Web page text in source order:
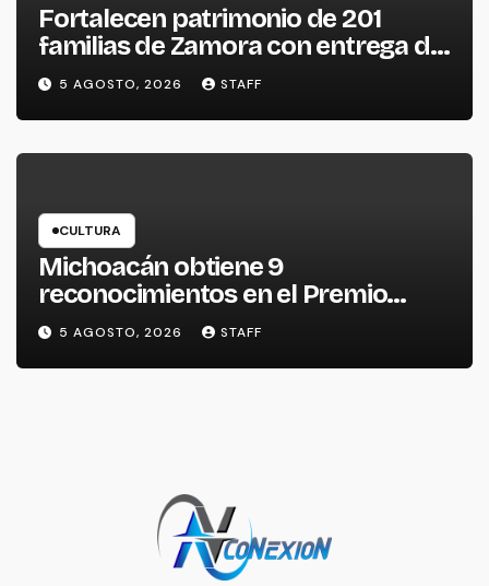
Fortalecen patrimonio de 201
familias de Zamora con entrega de
escrituras
5 AGOSTO, 2026 STAFF
CULTURA
Michoacán obtiene 9
reconocimientos en el Premio
Nacional de la Cerámica
5 AGOSTO, 2026 STAFF